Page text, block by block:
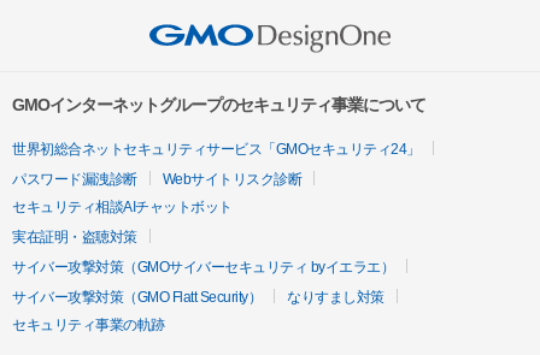
GMOインターネットグループのセキュリティ事業について
世界初総合ネットセキュリティサービス「GMOセキュリティ24」
パスワード漏洩診断
Webサイトリスク診断
セキュリティ相談AIチャットボット
実在証明・盗聴対策
サイバー攻撃対策（GMOサイバーセキュリティ byイエラエ）
サイバー攻撃対策（GMO Flatt Security）
なりすまし対策
セキュリティ事業の軌跡